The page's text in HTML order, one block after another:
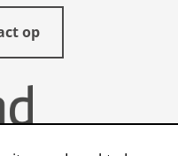
op